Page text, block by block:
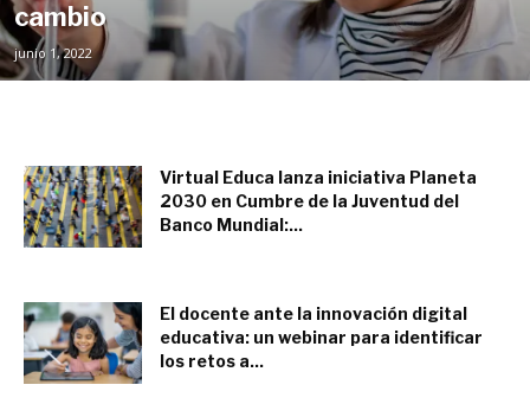
cambio
junio 1, 2022
Virtual Educa lanza iniciativa Planeta
2030 en Cumbre de la Juventud del
Banco Mundial:...
El docente ante la innovación digital
educativa: un webinar para identificar
los retos a...